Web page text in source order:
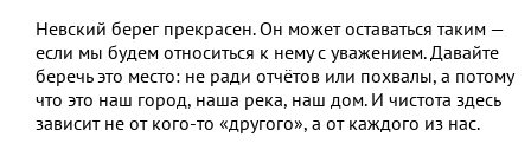
Невский берег прекрасен. Он может оставаться таким —
если мы будем относиться к нему с уважением. Давайте
беречь это место: не ради отчётов или похвалы, а потому
что это наш город, наша река, наш дом. И чистота здесь
зависит не от кого‑то «другого», а от каждого из нас.